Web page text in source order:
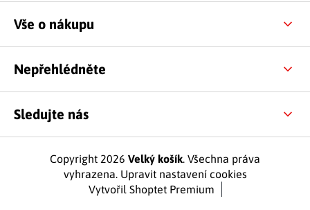
Vše o nákupu
Nepřehlédněte
Sledujte nás
Vytvořil Shoptet Premium
Copyright 2026 Velký košík. Všechna práva
vyhrazena. Upravit nastavení cookies